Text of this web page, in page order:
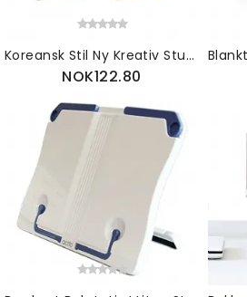
Koreansk Stil Ny Kreativ Studentpapirveske I Bomullslin Pennveske For Forskjellige Mønstre Valgfritt
NOK122.80